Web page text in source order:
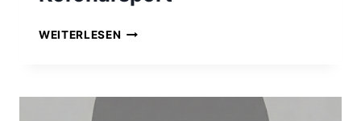
WEITERLESENKORONARSPORT